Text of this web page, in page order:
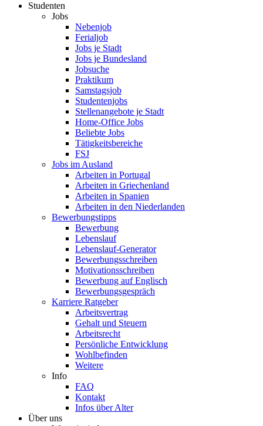
Studenten
Jobs
Nebenjob
Ferialjob
Jobs je Stadt
Jobs je Bundesland
Jobsuche
Praktikum
Samstagsjob
Studentenjobs
Stellenangebote je Stadt
Home-Office Jobs
Beliebte Jobs
Tätigkeitsbereiche
FSJ
Jobs im Ausland
Arbeiten in Portugal
Arbeiten in Griechenland
Arbeiten in Spanien
Arbeiten in den Niederlanden
Bewerbungstipps
Bewerbung
Lebenslauf
Lebenslauf-Generator
Bewerbungsschreiben
Motivationsschreiben
Bewerbung auf Englisch
Bewerbungsgespräch
Karriere Ratgeber
Arbeitsvertrag
Gehalt und Steuern
Arbeitsrecht
Persönliche Entwicklung
Wohlbefinden
Weitere
Info
FAQ
Kontakt
Infos über Alter
Über uns